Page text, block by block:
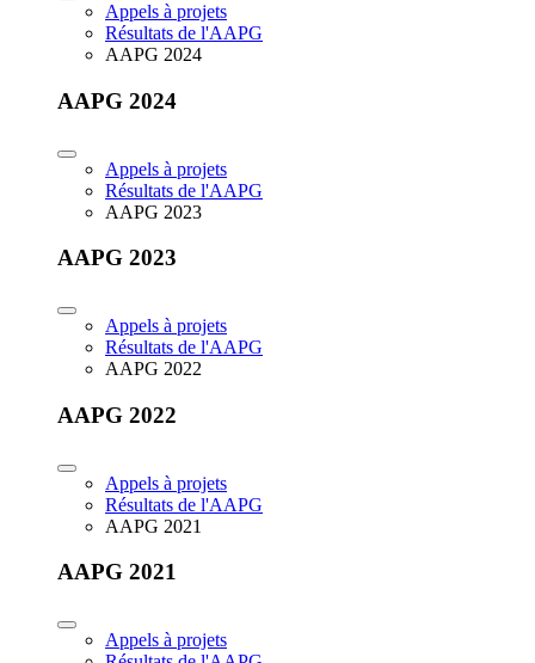
Appels à projets
Résultats de l'AAPG
AAPG 2024
AAPG 2024
Appels à projets
Résultats de l'AAPG
AAPG 2023
AAPG 2023
Appels à projets
Résultats de l'AAPG
AAPG 2022
AAPG 2022
Appels à projets
Résultats de l'AAPG
AAPG 2021
AAPG 2021
Appels à projets